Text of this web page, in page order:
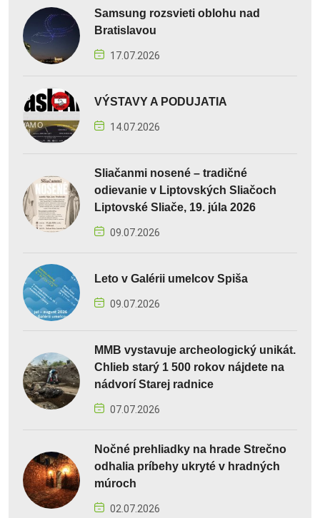
Samsung rozsvieti oblohu nad
Bratislavou
17.07.2026
VÝSTAVY A PODUJATIA
14.07.2026
Sliačanmi nosené – tradičné
odievanie v Liptovských Sliačoch
Liptovské Sliače, 19. júla 2026
09.07.2026
Leto v Galérii umelcov Spiša
09.07.2026
MMB vystavuje archeologický unikát.
Chlieb starý 1 500 rokov nájdete na
nádvorí Starej radnice
07.07.2026
Nočné prehliadky na hrade Strečno
odhalia príbehy ukryté v hradných
múroch
02.07.2026